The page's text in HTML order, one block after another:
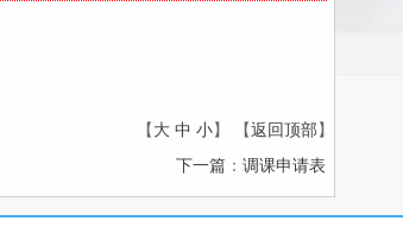
【 大 中 小】 【返回顶部 】
下一篇 ： 调课申请表